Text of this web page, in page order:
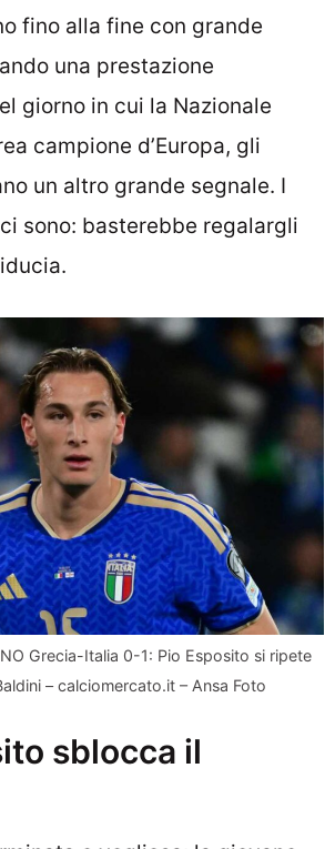
fino alla fine con grande
una prestazione
giorno in cui la Nazionale
campione d’Europa, gli
un altro grande segnale. I
sono: basterebbe regalargli
Grecia-Italia 0-1: Pio Esposito si ripete
– calciomercato.it – Ansa Foto
sblocca il